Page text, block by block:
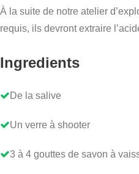
À la suite de notre atelier
requis, ils devront extraire
Ingredients
De la salive
Un verre à shooter
3 à 4 gouttes de savon à